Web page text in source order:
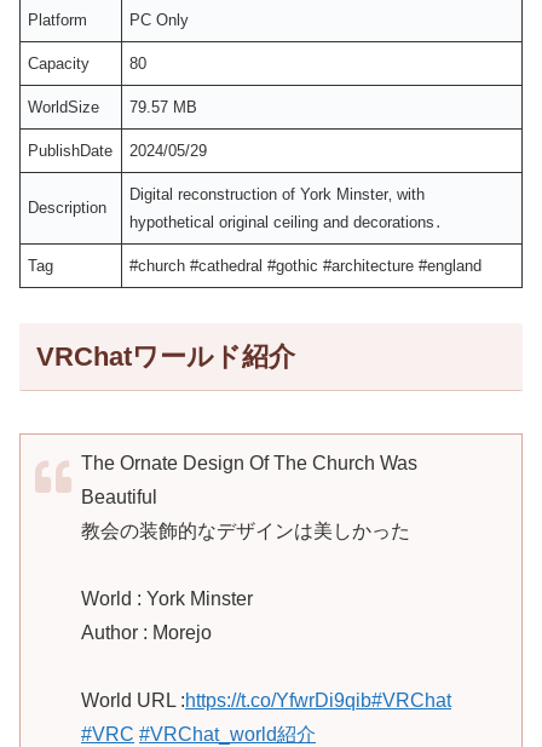
Platform PC Only
Capacity 80
WorldSize 79.57 MB
PublishDate 2024/05/29
Description
Digital reconstruction of York Minster‚ with
hypothetical original ceiling and decorations․
Tag #church #cathedral #gothic #architecture #england
VRChatワールド紹介
The Ornate Design Of The Church Was
Beautiful
教会の装飾的なデザインは美しかった
World : York Minster
Author : Morejo
World URL :https://t.co/YfwrDi9qib#VRChat
#VRC #VRChat_world紹介